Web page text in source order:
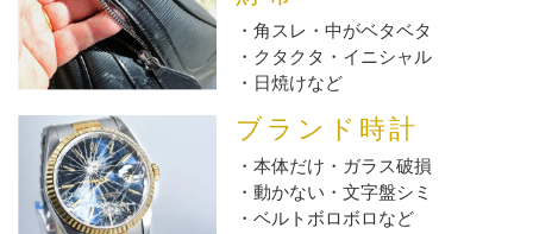
角スレ・中がベタベタ
クタクタ・イニシャル
日焼けなど
ブランド時計
本体だけ・ガラス破損
動かない・文字盤シミ
ベルトボロボロなど